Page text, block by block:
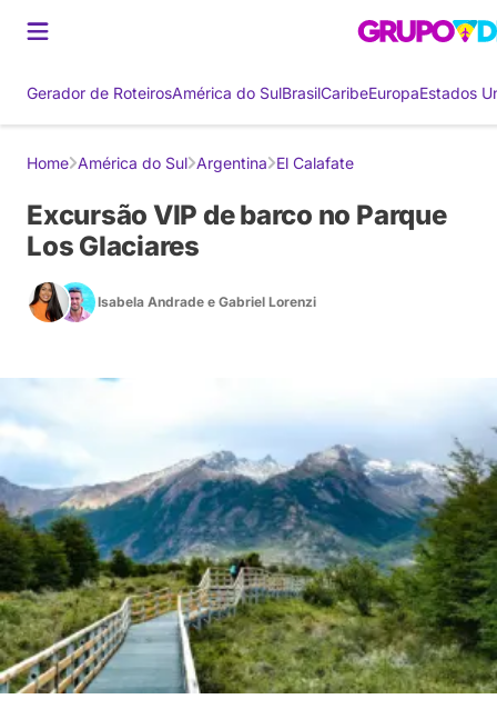
Gerador de RoteirosAmérica do SulBrasilCaribeEuropaEstados
Home América do Sul Argentina El Calafate
Excursão VIP de barco no Parque
Los Glaciares
Isabela Andrade e Gabriel Lorenzi